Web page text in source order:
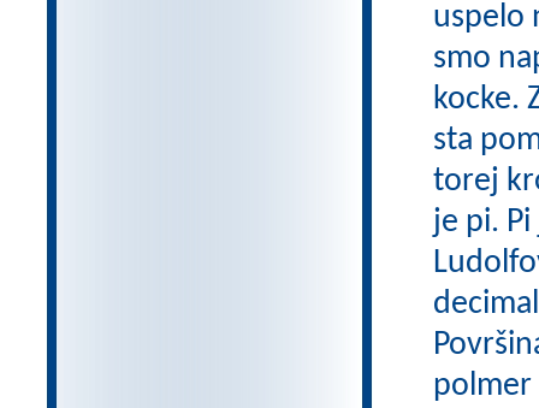
uspelo
smo
kocke.
sta
torej
je pi.
polmer